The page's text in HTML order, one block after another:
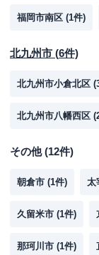
福岡市南区 (1件)
北九州市 (6件)
北九州市小倉北区 (
北九州市八幡西区 (
その他(12件)
朝倉市 (1件) 太
久留米市 (1件)
那珂川市 (1件)